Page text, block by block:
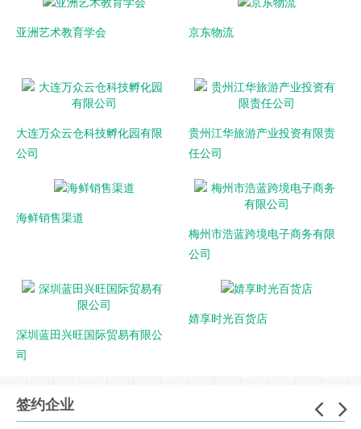
亚洲艺术教育学会 京东物流
大连万众云仓科技孵化园有限
公司
贵州江华旅游产业投资有限责
任公司
海鲜销售渠道
梅州市浩蓝跨境电子商务有限
公司
深圳蓝田兴旺国际贸易有限公
司
婧享时光百货店
签约企业